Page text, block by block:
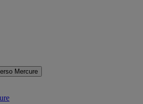
Mercure